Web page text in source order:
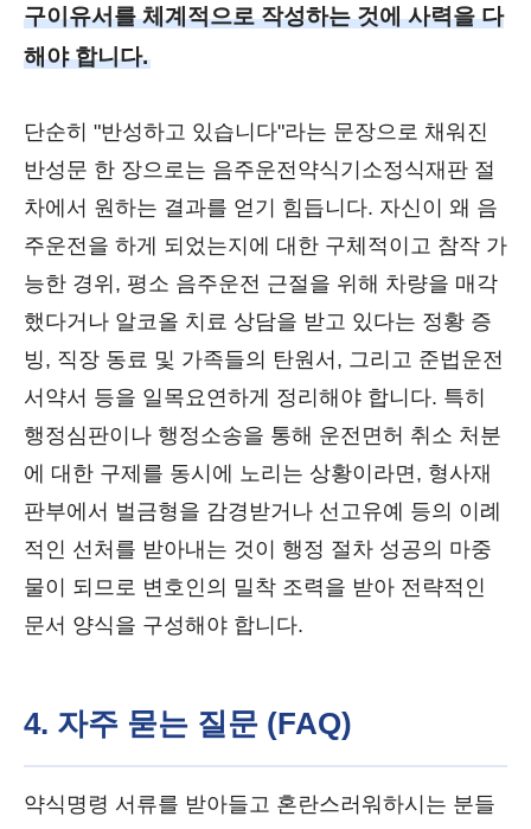
구이유서를 체계적으로 작성하는 것에 사력을 다
해야 합니다.
단순히 "반성하고 있습니다"라는 문장으로 채워진
반성문 한 장으로는 음주운전약식기소정식재판 절
차에서 원하는 결과를 얻기 힘듭니다. 자신이 왜 음
주운전을 하게 되었는지에 대한 구체적이고 참작 가
능한 경위, 평소 음주운전 근절을 위해 차량을 매각
했다거나 알코올 치료 상담을 받고 있다는 정황 증
빙, 직장 동료 및 가족들의 탄원서, 그리고 준법운전
서약서 등을 일목요연하게 정리해야 합니다. 특히
행정심판이나 행정소송을 통해 운전면허 취소 처분
에 대한 구제를 동시에 노리는 상황이라면, 형사재
판부에서 벌금형을 감경받거나 선고유예 등의 이례
적인 선처를 받아내는 것이 행정 절차 성공의 마중
물이 되므로 변호인의 밀착 조력을 받아 전략적인
문서 양식을 구성해야 합니다.
4. 자주 묻는 질문 (FAQ)
약식명령 서류를 받아들고 혼란스러워하시는 분들